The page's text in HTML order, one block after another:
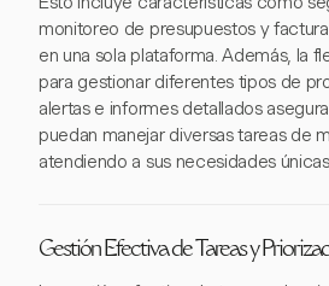
monitoreo de presupuestos y
en una sola plataforma. Además, la
para gestionar diferentes tipos de
alertas e informes detallados
puedan manejar diversas tareas de
atendiendo a sus necesidades
Gestión Efectiva de Tareas y